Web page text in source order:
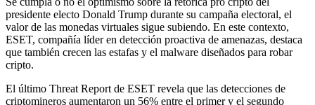
presidente electo Donald Trump durante su campaña electoral, el
valor de las monedas virtuales sigue subiendo. En este contexto,
ESET, compañía líder en detección proactiva de amenazas, destaca
que también crecen las estafas y el malware diseñados para robar
cripto.
El último Threat Report de ESET revela que las detecciones de
criptomineros aumentaron un 56% entre el primer y el segundo